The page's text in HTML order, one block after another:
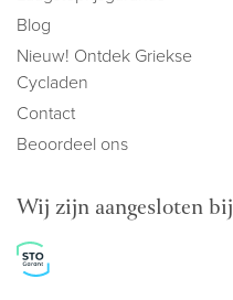
Blog
Nieuw! Ontdek Griekse
Cycladen
Contact
Beoordeel ons
Wij zijn aangesloten bij